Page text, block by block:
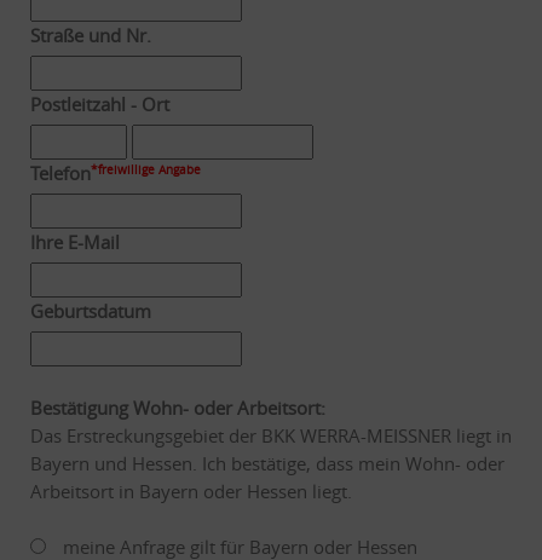
Straße und Nr.
Postleitzahl - Ort
Telefon*freiwillige Angabe
Ihre E-Mail
Geburtsdatum
Bestätigung Wohn- oder Arbeitsort:
Das Erstreckungsgebiet der BKK WERRA-MEISSNER liegt in
Bayern und Hessen. Ich bestätige, dass mein Wohn- oder
Arbeitsort in Bayern oder Hessen liegt.
meine Anfrage gilt für Bayern oder Hessen